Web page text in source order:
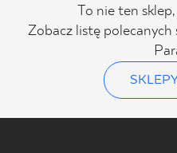
To nie ten
Zobacz listę